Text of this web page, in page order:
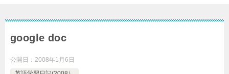
google doc
公開日： 2008年1月6日